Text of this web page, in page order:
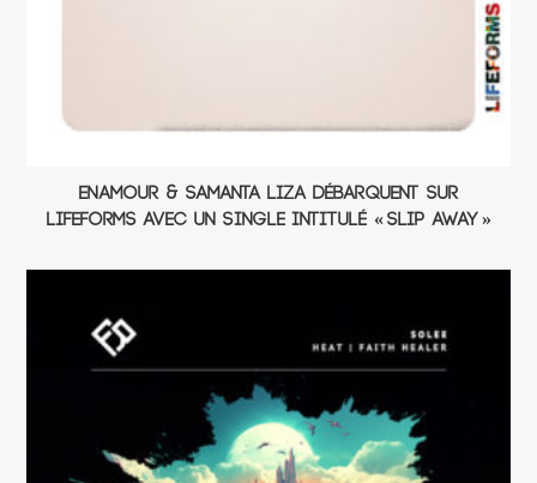
Enamour & Samanta Liza débarquent sur
LIFEFORMS avec un single intitulé « Slip Away »